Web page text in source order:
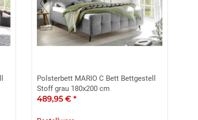
Polsterbett MARIO C Bett Bettgestell
Stoff grau 180x200 cm
489,95 € *